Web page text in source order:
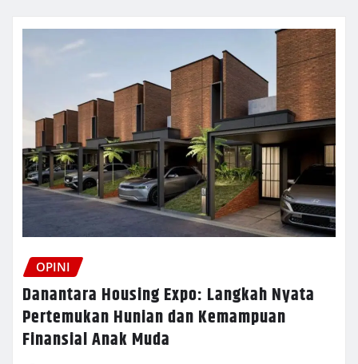
OPINI
Danantara Housing Expo: Langkah Nyata
Pertemukan Hunian dan Kemampuan
Finansial Anak Muda